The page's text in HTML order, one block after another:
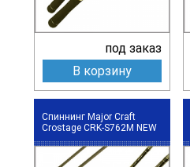
под заказ
В корзину
Спиннинг Major Craft
Crostage CRK-S762M NEW